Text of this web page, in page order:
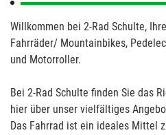
Willkommen bei 2-Rad Schulte,
Fahrräder/ Mountainbikes,
und Motorroller.
Bei 2-Rad Schulte finden Sie das
hier über unser vielfältiges
Das Fahrrad ist ein ideales Mittel